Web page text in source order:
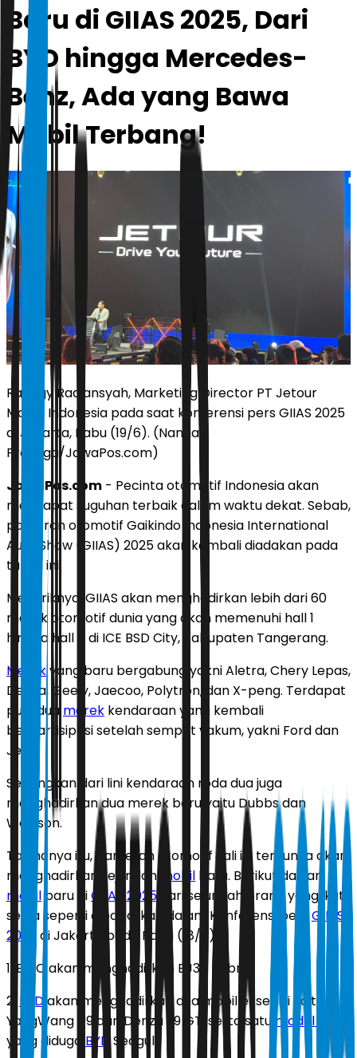
Baru di GIIAS 2025, Dari
BYD hingga Mercedes-
Benz, Ada yang Bawa
Mobil Terbang!
Ranggy Radiansyah, Marketing Director PT Jetour
Motor Indonesia pada saat konferensi pers GIIAS 2025
di Jakarta, Rabu (19/6). (Nanda
Prayoga/JawaPos.com)
JawaPos.com - Pecinta otomotif Indonesia akan
mendapat suguhan terbaik dalam waktu dekat. Sebab,
pameran otomotif Gaikindo Indonesia International
Auto Show (GIIAS) 2025 akan kembali diadakan pada
tahun ini.
Menariknya, GIIAS akan menghadirkan lebih dari 60
merek otomotif dunia yang akan memenuhi hall 1
hingga hall 11 di ICE BSD City, Kabupaten Tangerang.
Merekyang baru bergabung yakni Aletra, Chery Lepas,
Denza, Geely, Jaecoo, Polytron, dan X-peng. Terdapat
pula dua merek kendaraan yang kembali
berpartisipasi setelah sempat vakum, yakni Ford dan
Jeep.
Sedangkan dari lini kendaraan roda dua juga
menghadirkan dua merek baru yaitu Dubbs dan
Wedison.
Tak hanya itu, pameran otomotif kali ini tentunya akan
menghadirkan sejumlah
mobil baru. Berikut daftar
mobilbaru diGIIAS 2025 dari sejumlah brand yang ikut
serta seperti dipaparkan dalam Konferensi persGIIAS
2025
di Jakarta pada Rabu (18/6).
1. BAIC akan menghadirkan BJ30 Hybrid.
2. BYD akan menghadirkan dua mobil eksebisi yaitu
YangWang U9 dan Denza Z9 GT, serta satu model baru
yang diduga BYD Seagull.